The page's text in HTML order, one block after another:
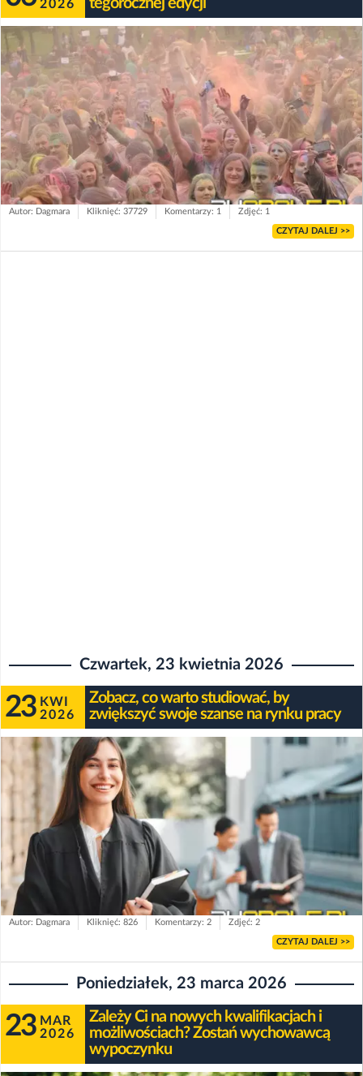
2026 tegorocznej edycji
Autor: Dagmara Kliknięć: 37729 Komentarzy: 1 Zdjęć: 1
CZYTAJ DALEJ >>
Czwartek, 23 kwietnia 2026
23 KWI
2026
Zobacz, co warto studiować, by
zwiększyć swoje szanse na rynku pracy
Autor: Dagmara Kliknięć: 826 Komentarzy: 2 Zdjęć: 2
CZYTAJ DALEJ >>
Poniedziałek, 23 marca 2026
23 MAR
2026
Zależy Ci na nowych kwalifikacjach i
możliwościach? Zostań wychowawcą
wypoczynku